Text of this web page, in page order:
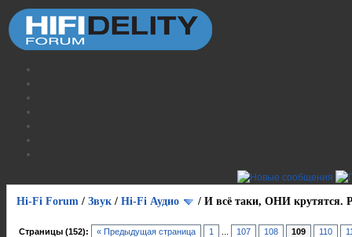
Hi-Fi Forum / Звук / Hi-Fi Аудио / И всё таки, ОНИ крутятся.
Страницы (152): « Предыдущая страница 1 107 108 109 110